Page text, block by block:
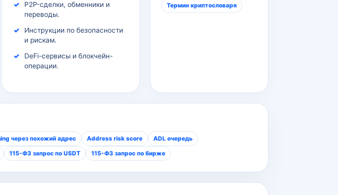
P2P-сделки, обменники и
переводы.
Инструкции по безопасности
и рискам.
DeFi-сервисы и блокчейн-
операции.
Термин криптословаря
через похожий адрес Address risk score ADL очередь
115-ФЗ запрос по USDT 115-ФЗ запрос по бирже